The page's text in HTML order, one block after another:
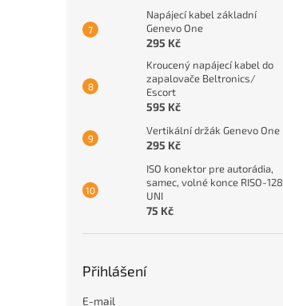
Napájecí kabel základní
Genevo One
295 Kč
Kroucený napájecí kabel do
zapalovače Beltronics/
Escort
595 Kč
Vertikální držák Genevo One
295 Kč
ISO konektor pre autorádia,
samec, volné konce RISO-128
UNI
75 Kč
Přihlášení
E-mail